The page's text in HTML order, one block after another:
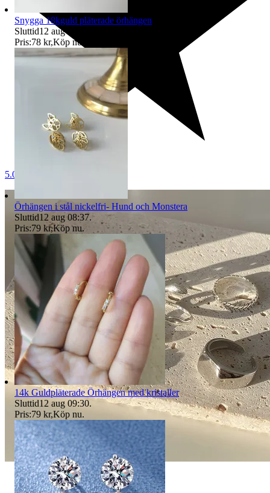
5.0
Snygga 18kguld pläterade örhängen
Sluttid12 aug 08:37
Pris:78 kr,Köp nu
Örhängen i stål nickelfri- Hund och Monstera
Sluttid12 aug 08:37.
Pris:79 kr,Köp nu.
14k Guldpläterade Örhängen med kristaller
Sluttid12 aug 09:30.
Pris:79 kr,Köp nu.